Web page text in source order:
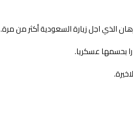
الذي اجل زيارة السعودية أكثر من مرة.
بحسمها عسكريا.